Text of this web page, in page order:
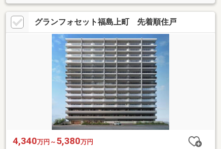
グランフォセット福島上町 先着順住戸
4,340万円～ 5,380万円